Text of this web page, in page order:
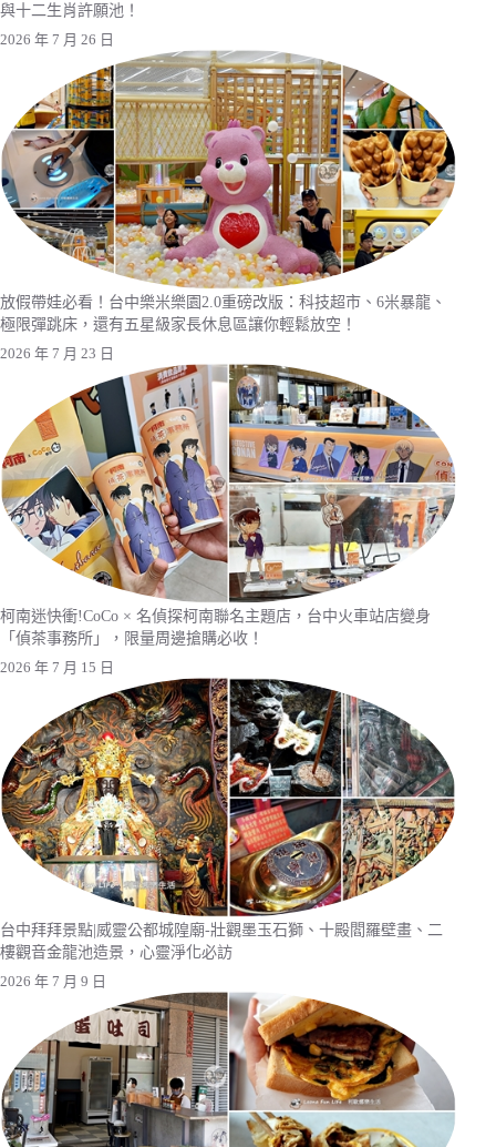
與十二生肖許願池！
2026 年 7 月 26 日
放假帶娃必看！台中樂米樂園2.0重磅改版：科技超市、6米暴龍、
極限彈跳床，還有五星級家長休息區讓你輕鬆放空！
2026 年 7 月 23 日
柯南迷快衝!CoCo × 名偵探柯南聯名主題店，台中火車站店變身
「偵茶事務所」，限量周邊搶購必收！
2026 年 7 月 15 日
台中拜拜景點|威靈公都城隍廟-壯觀墨玉石獅、十殿閻羅壁畫、二
樓觀音金龍池造景，心靈淨化必訪
2026 年 7 月 9 日